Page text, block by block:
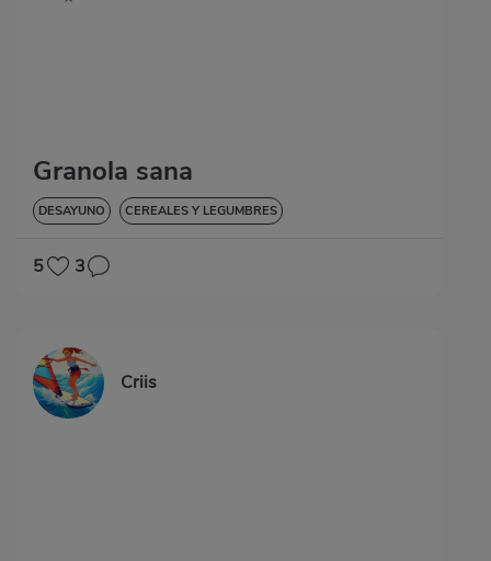
Granola sana
DESAYUNO CEREALES Y LEGUMBRES
5 3
Criis